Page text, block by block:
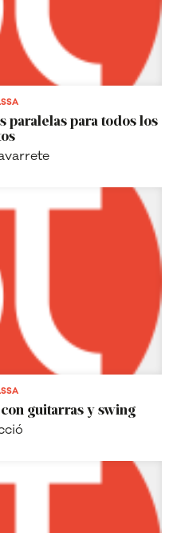
paralelas para todos los
guitarras y swing